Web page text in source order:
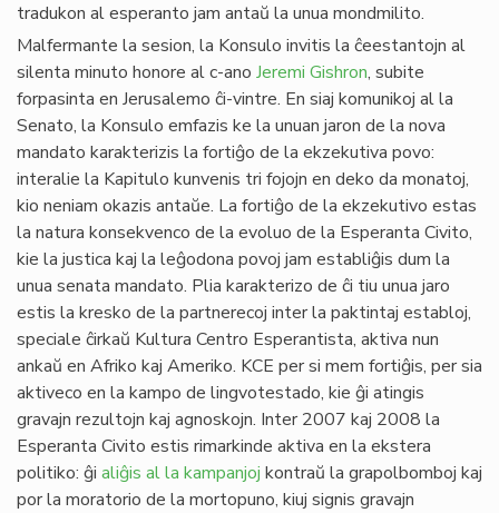
tradukon al esperanto jam antaŭ la unua mondmilito.
Malfermante la sesion, la Konsulo invitis la ĉeestantojn al
silenta minuto honore al c-ano Jeremi Gishron, subite
forpasinta en Jerusalemo ĉi-vintre. En siaj komunikoj al la
Senato, la Konsulo emfazis ke la unuan jaron de la nova
mandato karakterizis la fortiĝo de la ekzekutiva povo:
interalie la Kapitulo kunvenis tri fojojn en deko da monatoj,
kio neniam okazis antaŭe. La fortiĝo de la ekzekutivo estas
la natura konsekvenco de la evoluo de la Esperanta Civito,
kie la justica kaj la leĝodona povoj jam establiĝis dum la
unua senata mandato. Plia karakterizo de ĉi tiu unua jaro
estis la kresko de la partnerecoj inter la paktintaj establoj,
speciale ĉirkaŭ Kultura Centro Esperantista, aktiva nun
ankaŭ en Afriko kaj Ameriko. KCE per si mem fortiĝis, per sia
aktiveco en la kampo de lingvotestado, kie ĝi atingis
gravajn rezultojn kaj agnoskojn. Inter 2007 kaj 2008 la
Esperanta Civito estis rimarkinde aktiva en la ekstera
politiko: ĝi aliĝis al la kampanjoj kontraŭ la grapolbomboj kaj
por la moratorio de la mortopuno, kiuj signis gravajn